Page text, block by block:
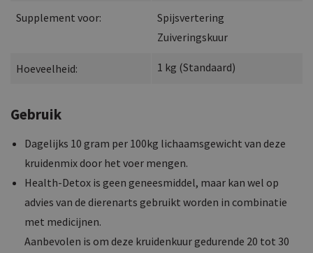
Supplement voor:
Spijsvertering
Zuiveringskuur
Hoeveelheid: 1 kg (Standaard)
Gebruik
Dagelijks 10 gram per 100kg lichaamsgewicht van deze
kruidenmix door het voer mengen.
Health-Detox is geen geneesmiddel, maar kan wel op
advies van de dierenarts gebruikt worden in combinatie
met medicijnen.
Aanbevolen is om deze kruidenkuur gedurende 20 tot 30